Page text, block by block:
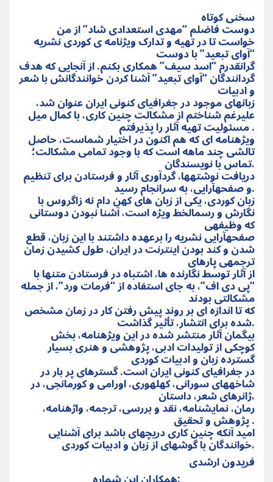
سخنی کوتاه
دوست فاضلم “مهدی استعدادی شاد” از من
خواست تا در تهیه و تدارک ویژنامه ی کوردی نشریه
“آوای تبعید” با دوست
گرانقدرم “اسد سیف” همکاری بکنم. از آنجایی که هدف
گردانندگان “آوای تبعید” آشنا کردن خوانندگانش با شعر
و ادبیات
زبانهای موجود در جغرافیای کنونی ایران عنوان شد،
علیرغم شناختم از مشکالت چنین کاری، با کمال میل
مسئولیت تهیه آثار را پذیرفتم .
ویژهنامه ای که هم اکنون در اختیار شماست، حاصل
تالشی چند ماهه است که با وجود تمامی مشکالت؛
تماس با نویسندگان،
دریافت نوشتهها، گردآوری آثار و فرستادن برای تنظیم
و صفحهآرایی، به سرانجام رسید.
زبان کوردی، یکی از زبان های کهن دام نه زاگروس با
نگارش و رسمالخط ویژە است، آشنا نبودن دوستانی
که وظیفهی
صفحهآرایی نشریه را برعهده داشتند با این زبان، قطع
شدن و کند بودن اینترنت در ایران، طول کشیدن زمان
ترجمهی پارهای
از آثار توسط نگارنده ها، اشتباه در فرستادن متنها با
“پی دی اف”، به جای استفاده از “فرمات ورد”، از جمله
مشکالتی بودند
که تا اندازه ای بر روند پیش رفتن کار در زمان مشخص
شده برای انتشار، تأثیر گذاشت.
بیگمان آثار منتشر شده در این ویژهنامه، بخش
کوچکی از تولیدات ادبی، پژوهشی و هنری بسیار
گسترده زبان و ادبیات کوردی
در جغرافیای کنونی ایران است. گسترهای پر بار در
شاخههای سورانی، کهلهوری، اورامی و کورمانجی، در
ژانرهای شعر، داستان،
رمان، نمایشنامه، نقد و بررسی، ترجمه، واژهنامه،
پژوهش و تحقیق .
امید آنکه چنین کاری دریچهای باشد برای آشنایی
خوانندگان با گوشهای از زبان و ادبیات کوردی.
فریدون ارشدی